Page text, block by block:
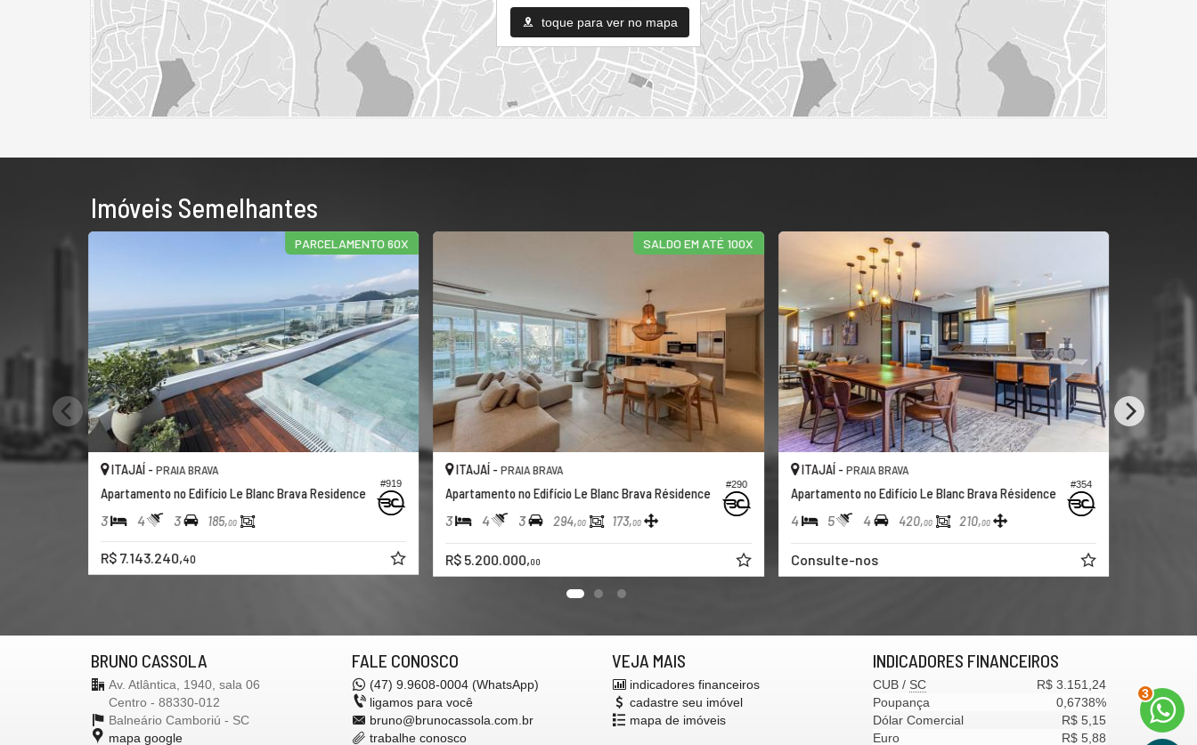
toque para ver no mapa
Imóveis Semelhantes
PARCELAMENTO 60X
ITAJAÍ - PRAIA BRAVA
Apartamento no Edifício Le Blanc Brava Residence
3 185,00
R$ 7.143.240,40
SALDO EM ATÉ 100X
PRAIA BRAVA
Apartamento no Edifício Le Blanc Brava Résidence
3 294, 173,00
R$ 5.200.000,00
PRAIA BRAVA
Apartamento no Edifício Le Blanc Brava Résidence
4 420, 210,00
Consulte-nos
ITAJAÍ -
Apartamento no
Consulte-nos
BRUNO CASSOLA
Av. Atlântica, 1940, sala 06
Centro - 88330-012
Balneário Camboriú - SC
mapa google
FALE CONOSCO
(47) 9.9608-0004 (WhatsApp)
ligamos para você
bruno@brunocassola.com.br
trabalhe conosco
VEJA MAIS
indicadores financeiros
cadastre seu imóvel
mapa de imóveis
INDICADORES FINANCEIROS
CUB / SC
R$ 3.151,24
Poupança
0,6738%
Dólar Comercial
R$ 5,15
Euro
R$ 5,88
3